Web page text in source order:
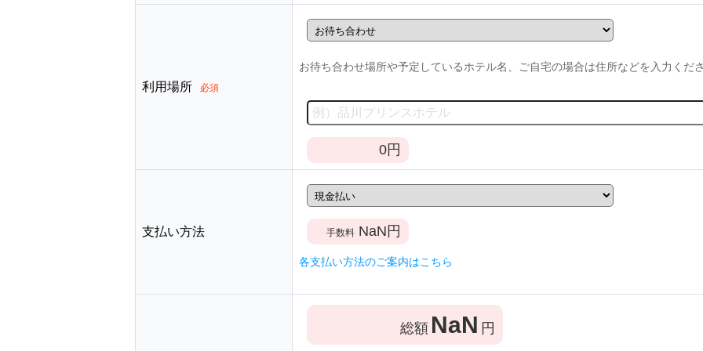
利用場所 必須
お待ち合わせ場所や予定しているホテル名、ご自宅の場合は住所などを入力くだ
0円
支払い方法 手数料 NaN 円
各支払い方法のご案内はこちら
総額 NaN 円